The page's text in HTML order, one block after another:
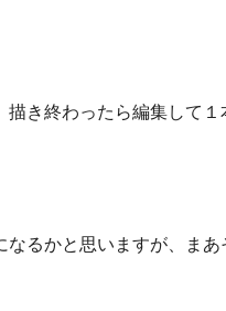
き終わったら編集して
るかと思いますが、まあ